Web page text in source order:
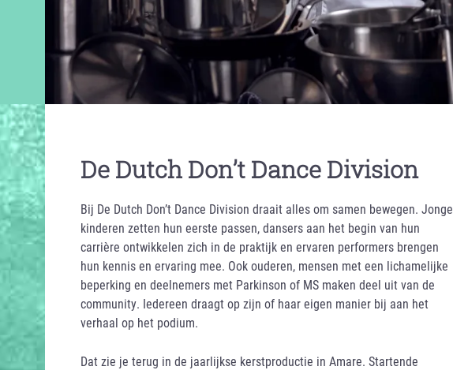
De Dutch Don’t Dance Division
Bij De Dutch Don’t Dance Division draait alles om samen bewegen. Jonge
kinderen zetten hun eerste passen, dansers aan het begin van hun
carrière ontwikkelen zich in de praktijk en ervaren performers brengen
hun kennis en ervaring mee. Ook ouderen, mensen met een lichamelijke
beperking en deelnemers met Parkinson of MS maken deel uit van de
community. Iedereen draagt op zijn of haar eigen manier bij aan het
verhaal op het podium.
Dat zie je terug in de jaarlijkse kerstproductie in Amare. Startende